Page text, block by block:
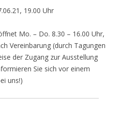
19.00 Uhr
Mo. – Do. 8.30 – 16.00 Uhr,
Vereinbarung (durch Tagungen
der Zugang zur Ausstellung
Sie sich vor einem
uns!)